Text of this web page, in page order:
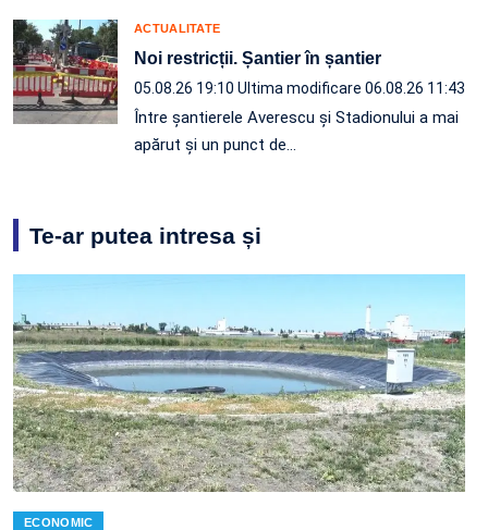
ACTUALITATE
Noi restricții. Șantier în șantier
05.08.26 19:10 Ultima modificare 06.08.26 11:43
Între șantierele Averescu și Stadionului a mai
apărut și un punct de…
Te-ar putea intresa și
ECONOMIC